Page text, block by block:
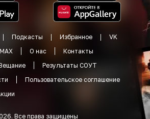
Подкасты Избранное
VK
MAX О нас
Контакты
Результаты СОУТ
Пользовательское соглашение
. Все права защищены